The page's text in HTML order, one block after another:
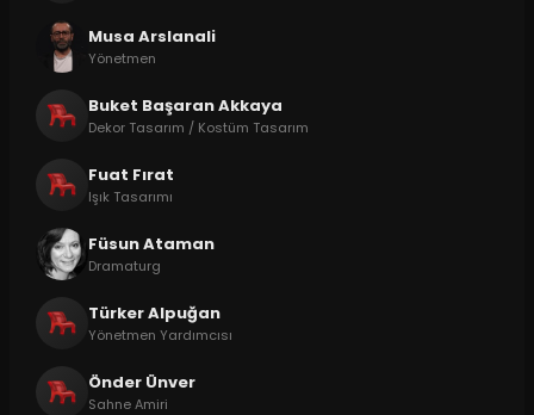
Musa Arslanali
Yönetmen
Buket Başaran Akkaya
Dekor Tasarım / Kostüm Tasarım
Fuat Fırat
Işık Tasarımı
Füsun Ataman
Dramaturg
Türker Alpuğan
Yönetmen Yardımcısı
Önder Ünver
Sahne Amiri